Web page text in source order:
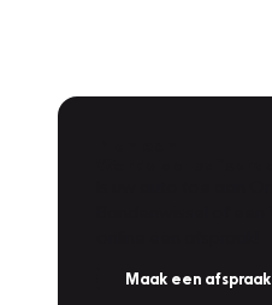
Maak een afspraak